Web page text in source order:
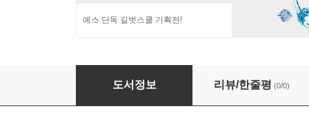
예스 단독 길벗스쿨 기획전!
반려동물과 이별한 사람을 위한 책
도서정보 리뷰/한줄평 (0/0)